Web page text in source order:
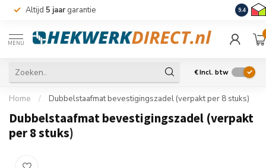
Altijd 5 jaargarantie 9.4
MENU
€Incl. btw
Home / Dubbelstaafmat bevestigingszadel (verpakt per 8 stuks)
Dubbelstaafmat bevestigingszadel (verpakt
per 8 stuks)